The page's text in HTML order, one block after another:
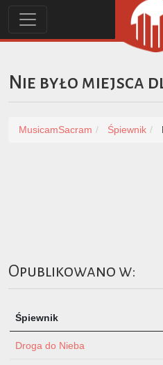
Nie było miejsca
MusicamSacram Śpiewnik
Opublikowano w:
Śpiewnik
Droga do Nieba